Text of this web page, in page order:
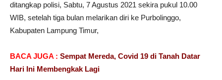
ditangkap polisi, Sabtu, 7 Agustus 2021 sekira pukul 10.00
WIB, setelah tiga bulan melarikan diri ke Purbolinggo,
Kabupaten Lampung Timur,
BACA JUGA : Sempat Mereda, Covid 19 di Tanah Datar
Hari Ini Membengkak Lagi